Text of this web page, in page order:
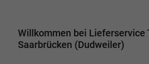
Willkommen bei
Saarbrücken (Dudweiler)